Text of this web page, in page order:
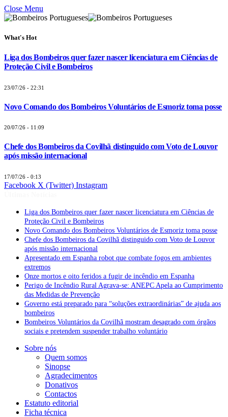
Close Menu
What's Hot
Liga dos Bombeiros quer fazer nascer licenciatura em Ciências de
Proteção Civil e Bombeiros
23/07/26 - 22:31
Novo Comando dos Bombeiros Voluntários de Esmoriz toma posse
20/07/26 - 11:09
Chefe dos Bombeiros da Covilhã distinguido com Voto de Louvor
após missão internacional
17/07/26 - 0:13
Facebook X (Twitter) Instagram
Liga dos Bombeiros quer fazer nascer licenciatura em Ciências de
Proteção Civil e Bombeiros
Novo Comando dos Bombeiros Voluntários de Esmoriz toma posse
Chefe dos Bombeiros da Covilhã distinguido com Voto de Louvor
após missão internacional
Apresentado em Espanha robot que combate fogos em ambientes
extremos
Onze mortos e oito feridos a fugir de incêndio em Espanha
Perigo de Incêndio Rural Agrava-se: ANEPC Apela ao Cumprimento
das Medidas de Prevenção
Governo está preparado para “soluções extraordinárias” de ajuda aos
bombeiros
Bombeiros Voluntários da Covilhã mostram desagrado com órgãos
sociais e pretendem suspender trabalho voluntário
Sobre nós
Quem somos
Sinopse
Agradecimentos
Donativos
Contactos
Estatuto editorial
Ficha técnica